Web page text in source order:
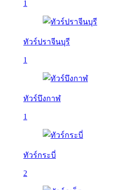
1
ทัวร์ปราจีนบุรี
1
ทัวร์บึงกาฬ
1
ทัวร์กระบี่
2